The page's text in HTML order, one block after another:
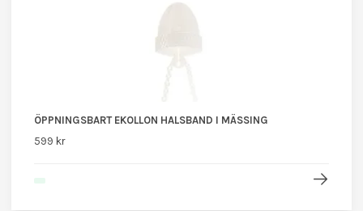
ÖPPNINGSBART EKOLLON HALSBAND I MÄSSING
599 kr